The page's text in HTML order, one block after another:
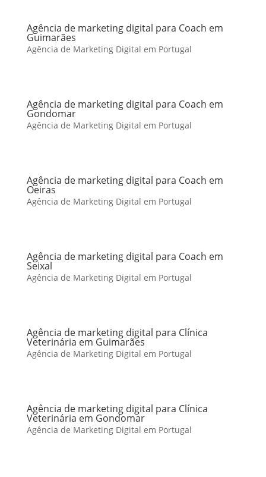
Agência de marketing digital para Coach em
Guimarães
Agência de Marketing Digital em Portugal
Agência de marketing digital para Coach em
Gondomar
Agência de Marketing Digital em Portugal
Agência de marketing digital para Coach em
Oeiras
Agência de Marketing Digital em Portugal
Agência de marketing digital para Coach em
Seixal
Agência de Marketing Digital em Portugal
Agência de marketing digital para Clínica
Veterinária em Guimarães
Agência de Marketing Digital em Portugal
Agência de marketing digital para Clínica
Veterinária em Gondomar
Agência de Marketing Digital em Portugal